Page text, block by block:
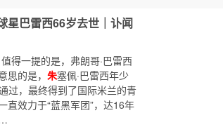
星巴雷西66岁去世｜讣闻
得一提的是，弗朗哥·巴雷西
思的是， 朱塞佩·巴雷西年少
过，最终得到了国际米兰的青
直效力于“蓝黑军团”，达16年